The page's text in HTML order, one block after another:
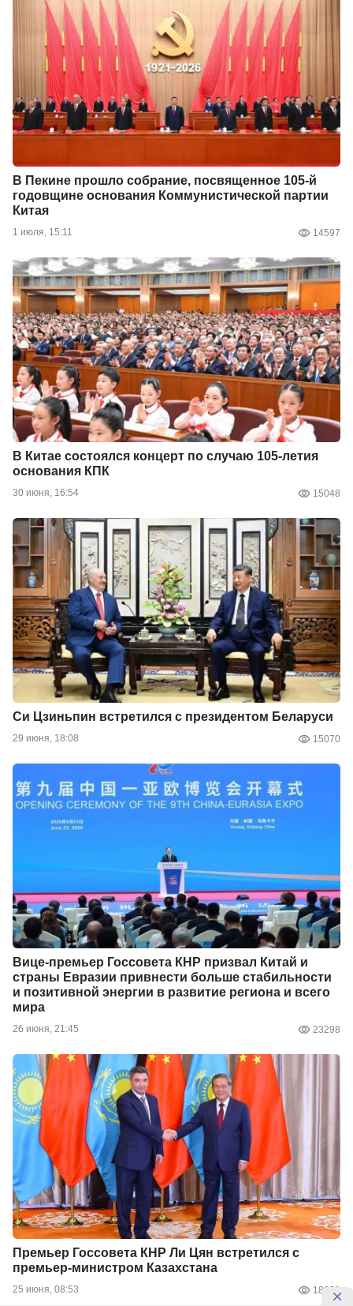
В Пекине прошло собрание, посвященное 105-й
годовщине основания Коммунистической партии
Китая
1 июля, 15:11 14597
В Китае состоялся концерт по случаю 105-летия
основания КПК
30 июня, 16:54 15048
Си Цзиньпин встретился с президентом Беларуси
29 июня, 18:08 15070
Вице-премьер Госсовета КНР призвал Китай и
страны Евразии привнести больше стабильности
и позитивной энергии в развитие региона и всего
мира
26 июня, 21:45 23298
Премьер Госсовета КНР Ли Цян встретился с
премьер-министром Казахстана
25 июня, 08:53 18821